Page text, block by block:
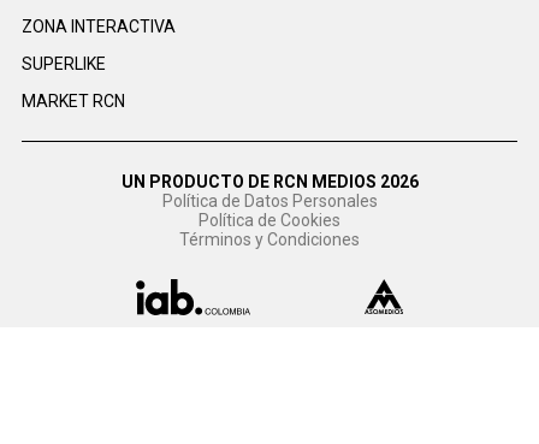
ZONA INTERACTIVA
SUPERLIKE
MARKET RCN
UN PRODUCTO DE RCN MEDIOS 2026
Política de Datos Personales
Política de Cookies
Términos y Condiciones